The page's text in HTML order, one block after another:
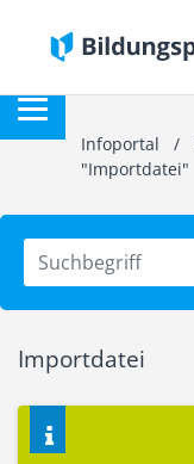
Infoportal /
"Importdatei"
Importdatei